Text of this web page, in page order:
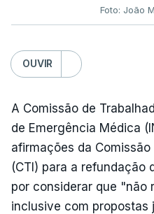
Foto: João
OUVIR
A Comissão de
de Emergência Médica
afirmações da
(CTI) para a refundação
por considerar que "não
inclusive com propostas